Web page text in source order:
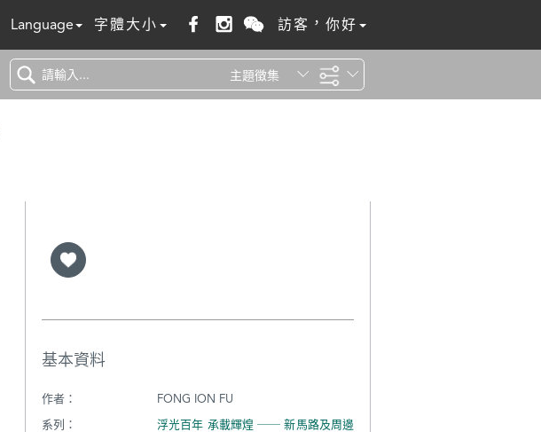
Language 字體大小 訪客，你好
主題徵集
基本資料
作者：
FONG ION FU
系列：
浮光百年 承載輝煌 ── 新馬路及周邊